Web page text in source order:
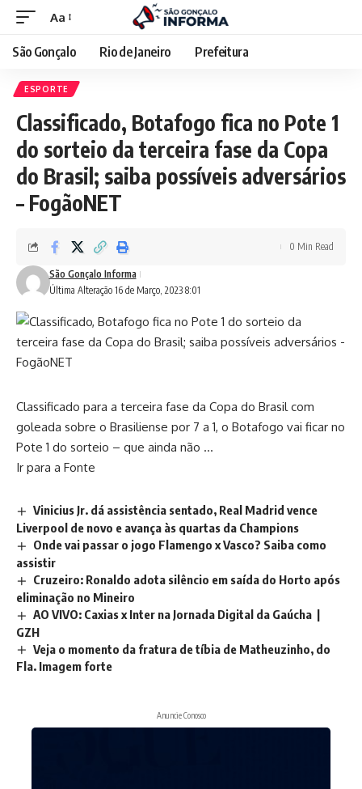
Aa
São Gonçalo Rio de Janeiro Prefeitura
ESPORTE
Classificado, Botafogo fica no Pote 1
do sorteio da terceira fase da Copa
do Brasil; saiba possíveis adversários
– FogãoNET
Última Alteração 16 de Março, 2023 8:01
São Gonçalo Informa
0 Min Read
Classificado para a terceira fase da Copa do Brasil com
goleada sobre o Brasiliense por 7 a 1, o Botafogo vai ficar no
Pote 1 do sorteio – que ainda não …
Ir para a Fonte
Vinicius Jr. dá assistência sentado, Real Madrid vence
Liverpool de novo e avança às quartas da Champions
Onde vai passar o jogo Flamengo x Vasco? Saiba como
assistir
Cruzeiro: Ronaldo adota silêncio em saída do Horto após
eliminação no Mineiro
AO VIVO: Caxias x Inter na Jornada Digital da Gaúcha |
GZH
Veja o momento da fratura de tíbia de Matheuzinho, do
Fla. Imagem forte
Anuncie Conosco